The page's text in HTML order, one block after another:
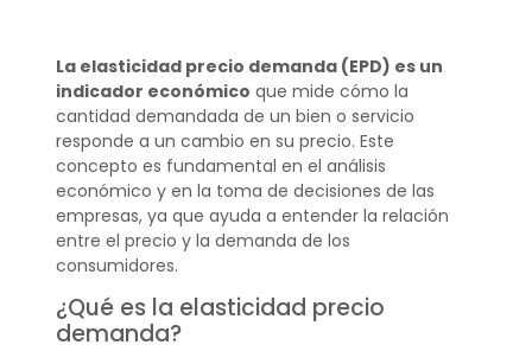
La elasticidad precio demanda (EPD) es un
indicador económico que mide cómo la
cantidad demandada de un bien o servicio
responde a un cambio en su precio. Este
concepto es fundamental en el análisis
económico y en la toma de decisiones de las
empresas, ya que ayuda a entender la relación
entre el precio y la demanda de los
consumidores.
¿Qué es la elasticidad precio
demanda?